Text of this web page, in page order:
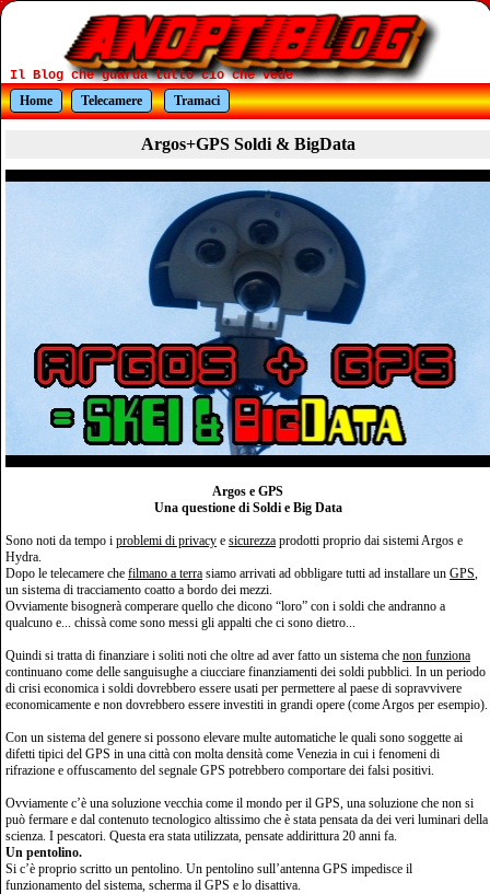
Il Blog che guarda tutto cio che vede
Home
Telecamere Tramaci
Argos+GPS Soldi & BigData
Argos e GPS
Una questione di Soldi e Big Data
Sono noti da tempo i problemi di privacy e sicurezza prodotti proprio dai sistemi Argos e
Hydra.
Dopo le telecamere che filmano a terra siamo arrivati ad obbligare tutti ad installare un GPS,
un sistema di tracciamento coatto a bordo dei mezzi.
Ovviamente bisognerà comperare quello che dicono “loro” con i soldi che andranno a
qualcuno e... chissà come sono messi gli appalti che ci sono dietro...
Quindi si tratta di finanziare i soliti noti che oltre ad aver fatto un sistema che non funziona
continuano come delle sanguisughe a ciucciare finanziamenti dei soldi pubblici. In un periodo
di crisi economica i soldi dovrebbero essere usati per permettere al paese di sopravvivere
economicamente e non dovrebbero essere investiti in grandi opere (come Argos per esempio).
Con un sistema del genere si possono elevare multe automatiche le quali sono soggette ai
difetti tipici del GPS in una città con molta densità come Venezia in cui i fenomeni di
rifrazione e offuscamento del segnale GPS potrebbero comportare dei falsi positivi.
Ovviamente c’è una soluzione vecchia come il mondo per il GPS, una soluzione che non si
può fermare e dal contenuto tecnologico altissimo che è stata pensata da dei veri luminari della
scienza. I pescatori. Questa era stata utilizzata, pensate addirittura 20 anni fa.
Un pentolino.
Si c’è proprio scritto un pentolino. Un pentolino sull’antenna GPS impedisce il
funzionamento del sistema, scherma il GPS e lo disattiva.